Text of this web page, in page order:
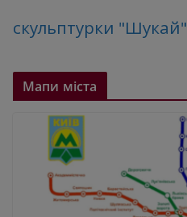
скульптурки "Шукай"
Мапи міста